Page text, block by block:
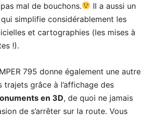
pas mal de bouchons.
Il a aussi un
simplifie considérablement les
et cartographies (les mises à
!).
795 donne également une autre
trajets grâce à l’affichage des
en 3D, de quoi ne jamais
de s’arrêter sur la route. Vous